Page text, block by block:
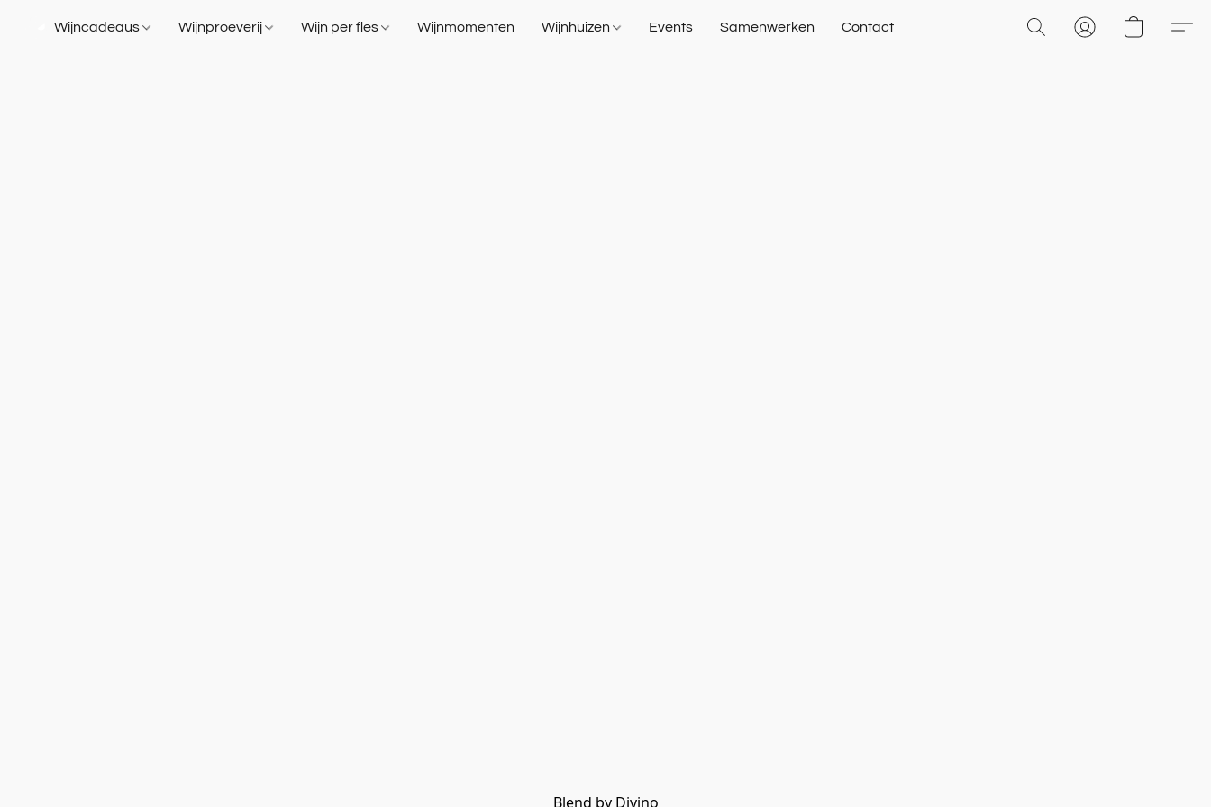
Wijncadeaus Wijnproeverij Wijn per fles Wijnmomenten Wijnhuizen Events Samenwerken Contact
Blend by Divino